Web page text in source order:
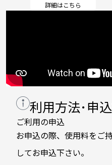
詳細はこちら
利用方法･申
ご利用の申込
お申込の際、使用料をご
してお申込下さい。